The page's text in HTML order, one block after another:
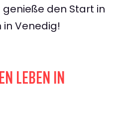
den Start in
in Venedig!
LEBEN IN